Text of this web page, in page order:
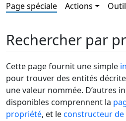
Page spéciale Actions
Rechercher par
Cette page fournit une simple
pour trouver des entités
une valeur nommée. D’autres
disponibles comprennent la
propriété, et leconstructeur de